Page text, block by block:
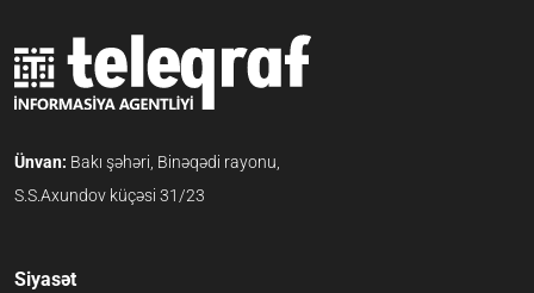
Ünvan: Bakı şəhəri, Binəqədi rayonu,
S.S.Axundov küçəsi 31/23
Siyasət